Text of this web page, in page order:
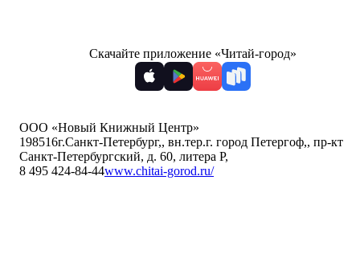
Скачайте приложение «Читай-город»
ООО «Новый Книжный Центр»
198516г.Санкт-Петербург,, вн.тер.г. город Петергоф,, пр-кт
Санкт-Петербургский, д. 60, литера Р,
8 495 424-84-44www.chitai-gorod.ru/